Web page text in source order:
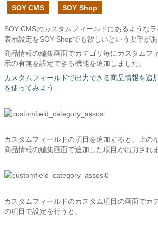
SOY CMS SOY Shop
SOY CMSのカスタムフィールドにあるような
表示設定をSOY Shopでも欲しいという要望があ
商品情報の編集画面でカテゴリ毎にカスタムフ
示の有無を設定できる機能を追加しました。
カスタムフィールドで出力できる商品情報を追
を使ってみよう
カスタムフィールドの項目を追加すると、上の
商品情報の編集画面で追加した項目が出力されま
カスタムフィールドのカスタム項目の画面でカ
の項目で設定を行うと、